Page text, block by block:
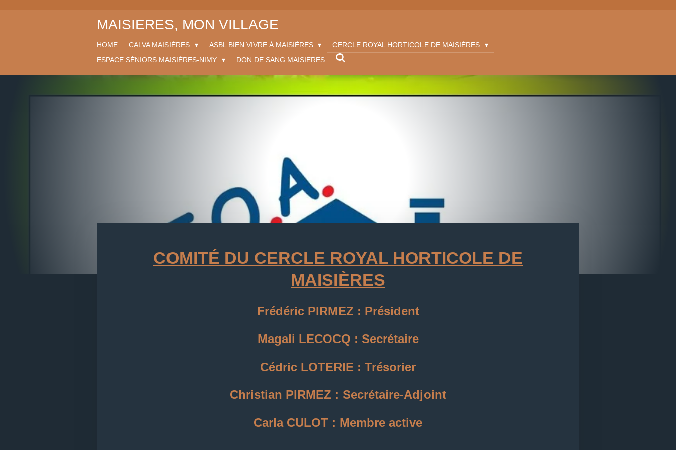
MAISIERES, MON VILLAGE
HOME CALVA MAISIÈRES ASBL BIEN VIVRE À MAISIÈRES
CERCLE ROYAL HORTICOLE DE MAISIÈRES
ESPACE SÉNIORS MAISIÈRES-NIMY
DON DE SANG MAISIERES
COMITÉ DU CERCLE ROYAL HORTICOLE DE
MAISIÈRES
Frédéric PIRMEZ : Président
Magali LECOCQ : Secrétaire
Cédric LOTERIE : Trésorier
Christian PIRMEZ : Secrétaire-Adjoint
Carla CULOT : Membre active